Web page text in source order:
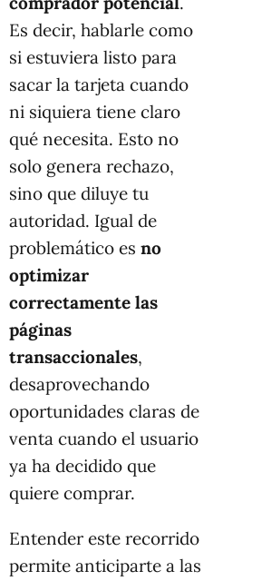
Es decir, hablarle como
si estuviera listo para
sacar la tarjeta cuando
ni siquiera tiene claro
qué necesita. Esto no
solo genera rechazo,
sino que diluye tu
autoridad. Igual de
problemático es no
optimizar
correctamente las
páginas
transaccionales,
desaprovechando
oportunidades claras de
venta cuando el usuario
ya ha decidido que
quiere comprar.
Entender este recorrido
permite anticiparte a las